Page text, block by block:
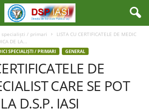
specialiști / primari
LISTA CU CERTIFICATELE DE MEDIC
DE LA...
SPECIALIȘTI / PRIMARI GENERAL
DE
CARE SE POT
D.S.P. IASI